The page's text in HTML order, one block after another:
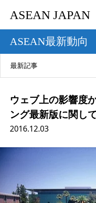
ASEAN JAPAN
ASEAN最新動向
最新記事
ウェブ上の影響度
ング最新版に関し
2016.12.03